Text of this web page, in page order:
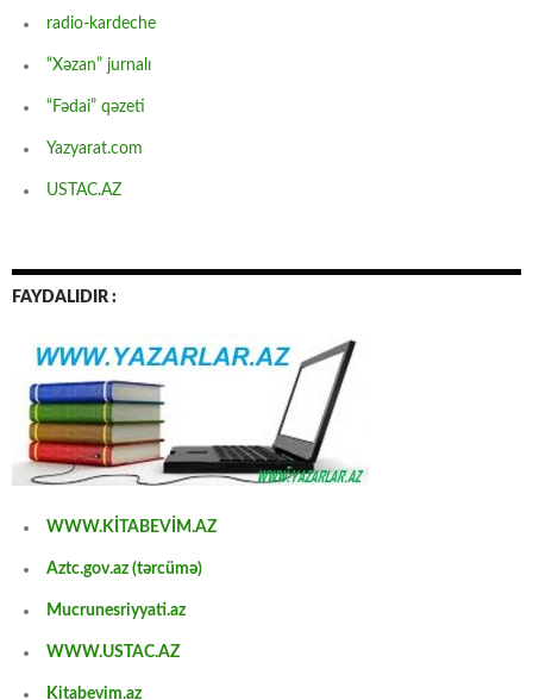
radio-kardeche
“Xəzan” jurnalı
“Fədai” qəzeti
Yazyarat.com
USTAC.AZ
FAYDALIDIR :
WWW.KİTABEVİM.AZ
Aztc.gov.az (tərcümə)
Mucrunesriyyati.az
WWW.USTAC.AZ
Kitabevim.az